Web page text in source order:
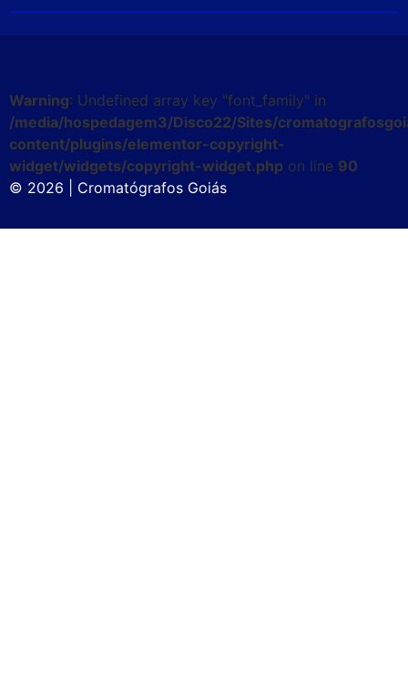
Warning: Undefined array key "font_family" in
/media/hospedagem3/Disco22/Sites/
content/plugins/elementor-copyright-
widget/widgets/copyright-widget.php on line 90
© 2026 | Cromatógrafos Goiás